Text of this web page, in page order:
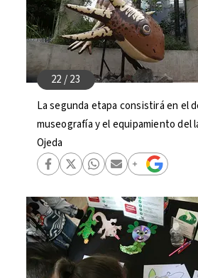
La segunda etapa consistirá en el
museografía y el equipamiento del
Ojeda